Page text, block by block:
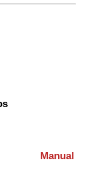
Manual